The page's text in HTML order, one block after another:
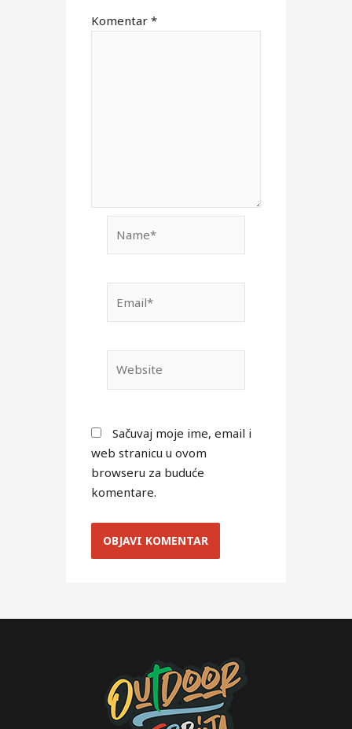
Komentar*
Sačuvaj moje ime, email i
web stranicu u ovom
browseru za buduće
komentare.